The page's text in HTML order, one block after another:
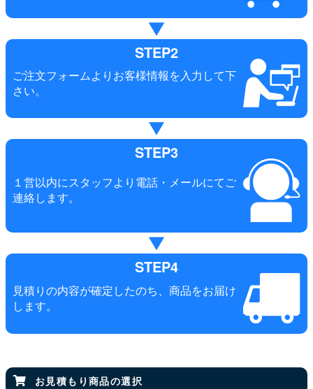
STEP2
ご注文フォームよりお客様情報を入力して下
さい。
STEP3
１営以内にスタッフより電話・メールにてご
連絡します。
STEP4
見積りの内容が確定したのち、商品をお届け
します。
お見積もり商品の選択